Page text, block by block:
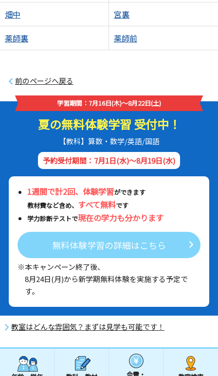
畑中 宮裏
薬師裏 薬師前
前のページへ戻る
学習期間：7月16日(木)～8月22日(土)
夏の無料体験学習 受付中！
【教科】算数・数学/英語/国語
予約受付期間：7月1日(水)～8月19日(水)
1週間で計2回、体験学習ができます
教材費など含め、 すべて無料です
学力診断テストで現在の学力も分かります
無料体験学習の詳細はこちら
※本キャンペーン終了後、
8月24日(月)から新学期無料体験を実施する予定で
す。
教室はどんな雰囲気？まずは見学も可能です！